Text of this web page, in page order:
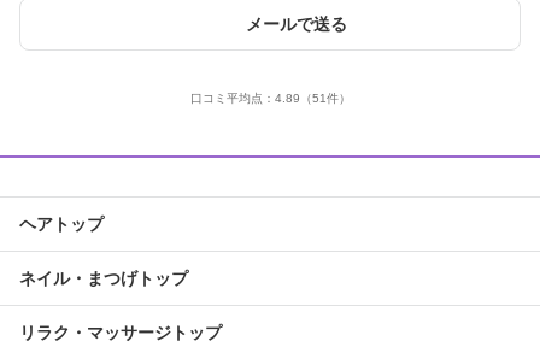
メールで送る
口コミ平均点： 4.89 （51件）
ヘアトップ
ネイル・まつげトップ
リラク・マッサージトップ